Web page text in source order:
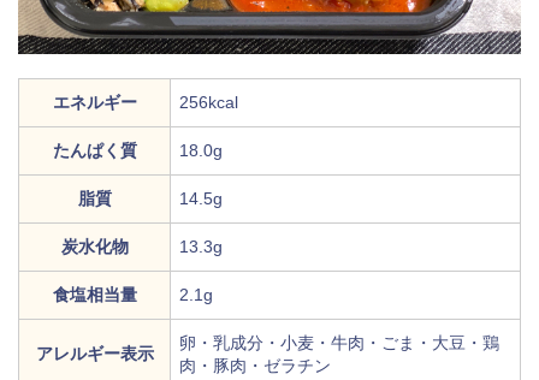
エネルギー 256kcal
たんぱく質 18.0g
脂質 14.5g
炭水化物 13.3g
食塩相当量 2.1g
アレルギー表示
卵・乳成分・小麦・牛肉・ごま・大豆・鶏
肉・豚肉・ゼラチン